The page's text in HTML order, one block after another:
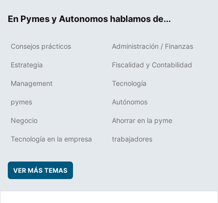
En Pymes y Autonomos hablamos de...
Consejos prácticos Administración / Finanzas
Estrategia Fiscalidad y Contabilidad
Management Tecnología
pymes Autónomos
Negocio Ahorrar en la pyme
Tecnología en la empresa trabajadores
VER MÁS TEMAS